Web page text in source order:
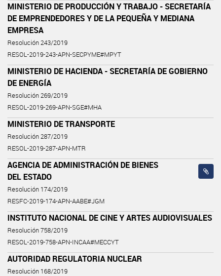
MINISTERIO DE PRODUCCIÓN Y TRABAJO - SECRETARÍA
DE EMPRENDEDORES Y DE LA PEQUEÑA Y MEDIANA
EMPRESA
Resolución 243/2019
RESOL-2019-243-APN-SECPYME#MPYT
MINISTERIO DE HACIENDA - SECRETARÍA DE GOBIERNO
DE ENERGÍA
Resolución 269/2019
RESOL-2019-269-APN-SGE#MHA
MINISTERIO DE TRANSPORTE
Resolución 287/2019
RESOL-2019-287-APN-MTR
AGENCIA DE ADMINISTRACIÓN DE BIENES
DEL ESTADO
Resolución 174/2019
RESFC-2019-174-APN-AABE#JGM
INSTITUTO NACIONAL DE CINE Y ARTES AUDIOVISUALES
Resolución 758/2019
RESOL-2019-758-APN-INCAA#MECCYT
AUTORIDAD REGULATORIA NUCLEAR
Resolución 168/2019